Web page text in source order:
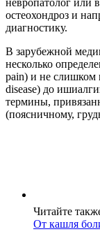
невропатолог или
остеохондроз и
диагностику.
В зарубежной
несколько
pain) и не слишком
disease) до
термины,
(поясничному,
Читайте
От кашля